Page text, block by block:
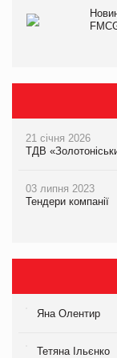
21 січня 2026
ТДВ
03 липня 2023
Тендери компанії
Яна Олентир
Тетяна Ільєнко